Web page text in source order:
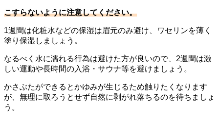
こすらないように注意してください。
1週間は化粧水などの保湿は眉元のみ避け、ワセリンを薄く
塗り保湿しましょう。
なるべく水に濡れる行為は避けた方が良いので、2週間は激
しい運動や長時間の入浴・サウナ等を避けましょう。
かさぶたができるとかゆみが生じるため触りたくなります
が、無理に取ろうとせず自然に剥がれ落ちるのを待ちましょ
う。